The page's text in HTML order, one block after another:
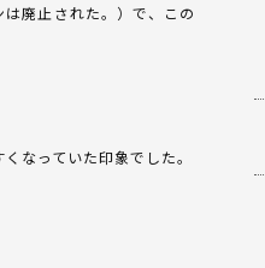
廃止された。）で、この
なっていた印象でした。